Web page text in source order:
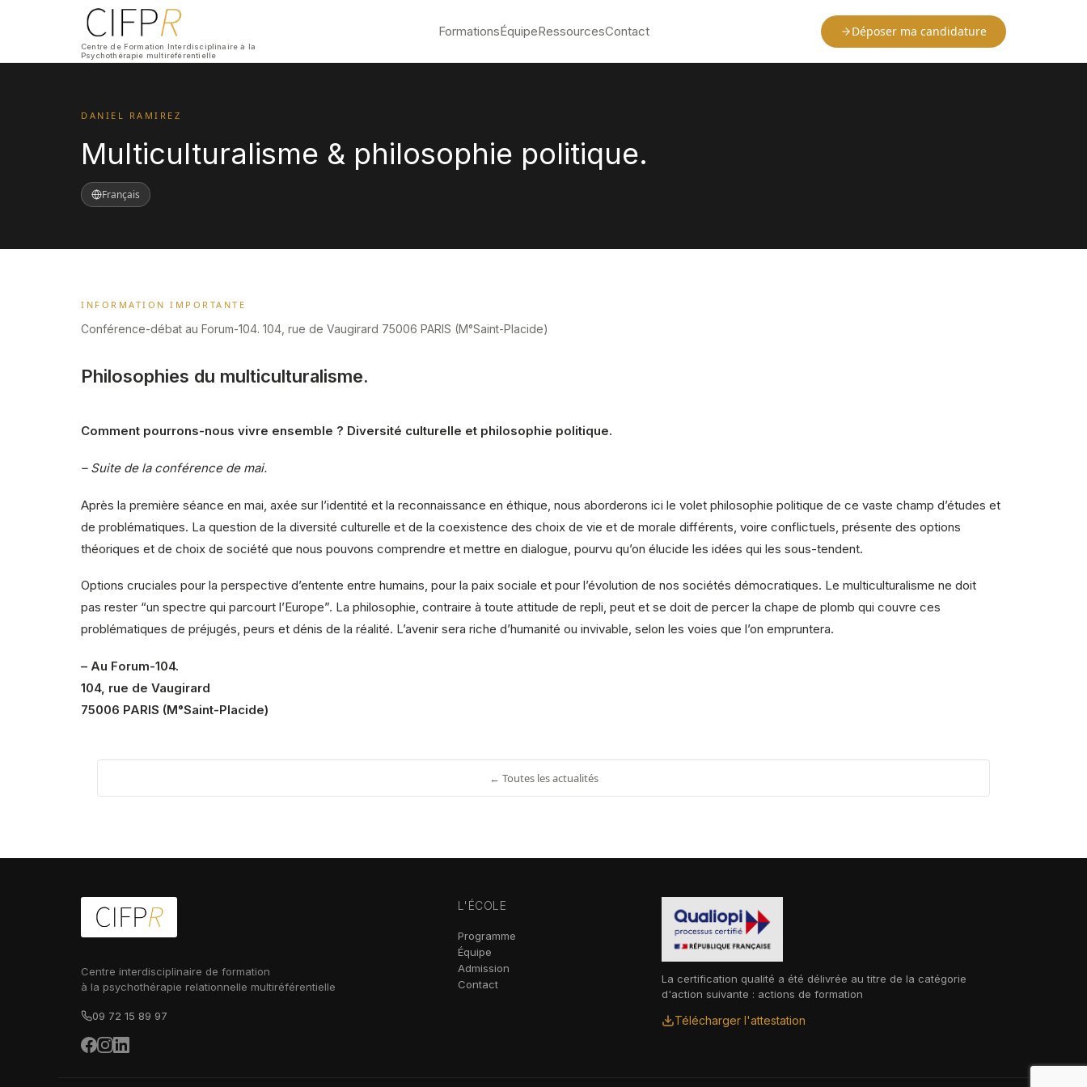
Centre de Formation Interdisciplinaire à la
Psychothérapie multiréférentielle
FormationsÉquipeRessourcesContact Déposer ma candidature
DANIEL RAMIREZ
Multiculturalisme & philosophie politique.
Français
INFORMATION IMPORTANTE
Conférence-débat au Forum-104. 104, rue de Vaugirard 75006 PARIS (M°Saint-Placide)
Philosophies du multiculturalisme.
Comment pourrons-nous vivre ensemble ? Diversité culturelle et philosophie politique.
– Suite de la conférence de mai.
Après la première séance en mai, axée sur l’identité et la reconnaissance en éthique, nous aborderons ici le volet philosophie politique de ce vaste champ d’études et
de problématiques. La question de la diversité culturelle et de la coexistence des choix de vie et de morale différents, voire conflictuels, présente des options
théoriques et de choix de société que nous pouvons comprendre et mettre en dialogue, pourvu qu’on élucide les idées qui les sous-tendent.
Options cruciales pour la perspective d’entente entre humains, pour la paix sociale et pour l’évolution de nos sociétés démocratiques. Le multiculturalisme ne doit
pas rester “un spectre qui parcourt l’Europe”. La philosophie, contraire à toute attitude de repli, peut et se doit de percer la chape de plomb qui couvre ces
problématiques de préjugés, peurs et dénis de la réalité. L’avenir sera riche d’humanité ou invivable, selon les voies que l’on empruntera.
– Au Forum-104.
104, rue de Vaugirard
75006 PARIS (M°Saint-Placide)
← Toutes les actualités
Centre interdisciplinaire de formation
à la psychothérapie relationnelle multiréférentielle
09 72 15 89 97
L'ÉCOLE
Programme
Équipe
Admission
Contact
La certification qualité a été délivrée au titre de la catégorie
d'action suivante : actions de formation
Télécharger l'attestation